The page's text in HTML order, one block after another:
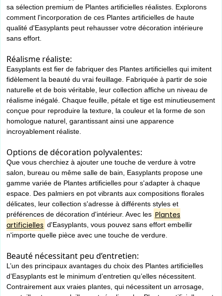
sa sélection premium de Plantes artificielles réalistes. Explorons
comment l'incorporation de ces Plantes artificielles de haute
qualité d'Easyplants peut rehausser votre décoration intérieure
sans effort.
Réalisme réaliste:
Easyplants est fier de fabriquer des Plantes artificielles qui imitent
fidèlement la beauté du vrai feuillage. Fabriquée à partir de soie
naturelle et de bois véritable, leur collection affiche un niveau de
réalisme inégalé. Chaque feuille, pétale et tige est minutieusement
conçue pour reproduire la texture, la couleur et la forme de son
homologue naturel, garantissant ainsi une apparence
incroyablement réaliste.
Options de décoration polyvalentes:
Que vous cherchiez à ajouter une touche de verdure à votre
salon, bureau ou même salle de bain, Easyplants propose une
gamme variée de Plantes artificielles pour s'adapter à chaque
espace. Des palmiers en pot vibrants aux compositions florales
délicates, leur collection s'adresse à différents styles et
préférences de décoration d'intérieur. Avec les Plantes
artificielles d'Easyplants, vous pouvez sans effort embellir
n'importe quelle pièce avec une touche de verdure.
Beauté nécessitant peu d’entretien:
L’un des principaux avantages du choix des Plantes artificielles
d’Easyplants est le minimum d’entretien qu’elles nécessitent.
Contrairement aux vraies plantes, qui nécessitent un arrosage,